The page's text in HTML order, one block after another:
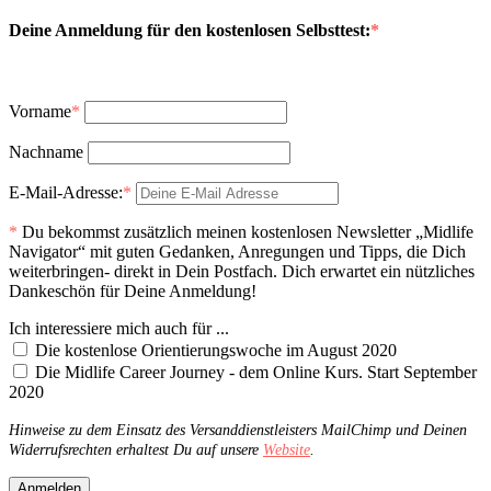
Deine Anmeldung für den kostenlosen Selbsttest:*
Vorname*
Nachname
E-Mail-Adresse:*
* Du bekommst zusätzlich meinen kostenlosen Newsletter „Midlife
Navigator“ mit guten Gedanken, Anregungen und Tipps, die Dich
weiterbringen- direkt in Dein Postfach. Dich erwartet ein nützliches
Dankeschön für Deine Anmeldung!
Ich interessiere mich auch für ...
Die kostenlose Orientierungswoche im August 2020
Die Midlife Career Journey - dem Online Kurs. Start September
2020
Hinweise zu dem Einsatz des Versanddienstleisters MailChimp und Deinen
Widerrufsrechten erhaltest Du auf unsere Website.